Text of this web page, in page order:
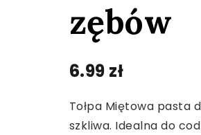
zębów
6.99 zł
Tołpa Miętowa pasta
szkliwa. Idealna do